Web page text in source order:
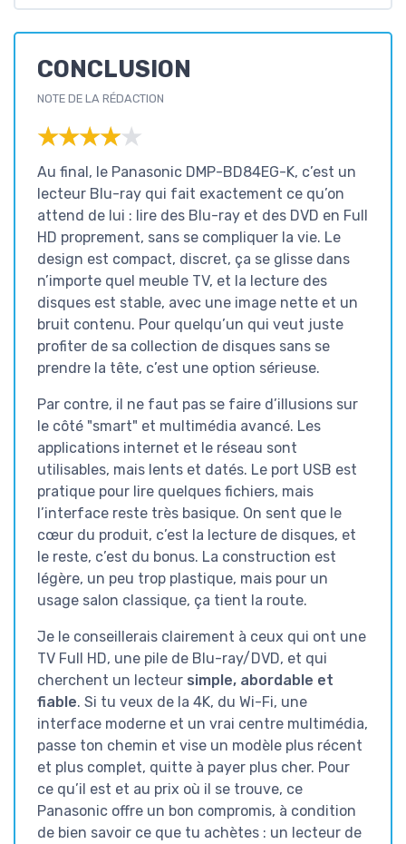
CONCLUSION
NOTE DE LA RÉDACTION
★★★★★
★★★★★
Au final, le Panasonic DMP-BD84EG-K, c’est un
lecteur Blu-ray qui fait exactement ce qu’on
attend de lui : lire des Blu-ray et des DVD en Full
HD proprement, sans se compliquer la vie. Le
design est compact, discret, ça se glisse dans
n’importe quel meuble TV, et la lecture des
disques est stable, avec une image nette et un
bruit contenu. Pour quelqu’un qui veut juste
profiter de sa collection de disques sans se
prendre la tête, c’est une option sérieuse.
Par contre, il ne faut pas se faire d’illusions sur
le côté "smart" et multimédia avancé. Les
applications internet et le réseau sont
utilisables, mais lents et datés. Le port USB est
pratique pour lire quelques fichiers, mais
l’interface reste très basique. On sent que le
cœur du produit, c’est la lecture de disques, et
le reste, c’est du bonus. La construction est
légère, un peu trop plastique, mais pour un
usage salon classique, ça tient la route.
Je le conseillerais clairement à ceux qui ont une
TV Full HD, une pile de Blu-ray/DVD, et qui
cherchent un lecteur simple, abordable et
fiable. Si tu veux de la 4K, du Wi-Fi, une
interface moderne et un vrai centre multimédia,
passe ton chemin et vise un modèle plus récent
et plus complet, quitte à payer plus cher. Pour
ce qu’il est et au prix où il se trouve, ce
Panasonic offre un bon compromis, à condition
de bien savoir ce que tu achètes : un lecteur de